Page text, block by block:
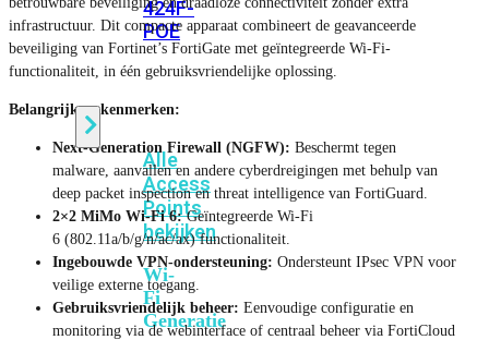
424F-
POE
Alle
Access
Points
bekijken
Wi-
Fi
Generatie
infrastructuur. Dit compacte apparaat combineert de geavanceerde
beveiliging van Fortinet’s FortiGate met geïntegreerde Wi-Fi-
functionaliteit, in één gebruiksvriendelijke oplossing.
Belangrijkste kenmerken:
Next-Generation Firewall (NGFW): Beschermt tegen
malware, aanvallen en andere cyberdreigingen met behulp van
deep packet inspection en threat intelligence van FortiGuard.
2×2 MiMo Wi-Fi 6:Geïntegreerde Wi-Fi
6 (802.11a/b/g/n/ac/ax) functionaliteit.
Ingebouwde VPN-ondersteuning: Ondersteunt IPsec VPN voor
veilige externe toegang.
Gebruiksvriendelijk beheer: Eenvoudige configuratie en
monitoring via de webinterface of centraal beheer via FortiCloud